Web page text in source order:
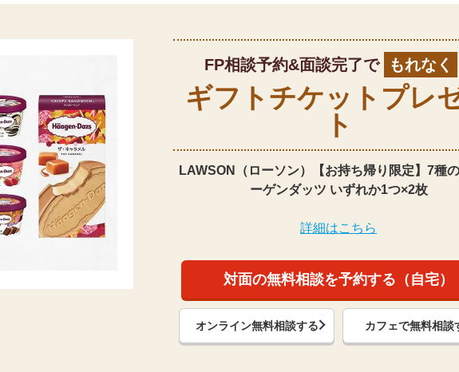
FP相談予約&面談完了で もれなく
ギフトチケット プレ
ト
LAWSON（ローソン）【お持ち帰り限定】 7種
ーゲンダッツ いずれか1つ×2枚
詳細はこちら
対面の無料相談を予約する（自宅）
オンライン無料相談する カフェで無料相談